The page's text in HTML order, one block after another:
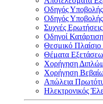
Οδηγός Υποβολής
Οδηγός
Συχνές
Οδηγοί
Θεσμικό
Θέματα
Χορήγηση
Χορήγηση
Απώλεια
Ηλεκτρονικός